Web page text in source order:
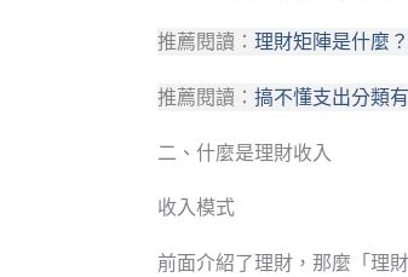
推薦閱讀： 理財矩陣是什麼
推薦閱讀： 搞不懂支出分類
二、什麼是理財收入
收入模式
前面介紹了理財，那麼「理